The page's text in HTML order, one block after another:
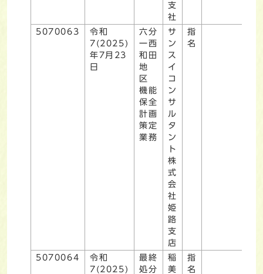
支
社
5070063
令和
7(2025)
年7月23
日
六分
一西
和田
地
区
機能
保全
計画
策定
業務
サ
ン
ス
イ
コ
ン
サ
ル
タ
ン
ト
株
式
会
社
姫
路
支
店
指
名
5070064
令和
7(2025)
最終
処分
稲
美
指
名